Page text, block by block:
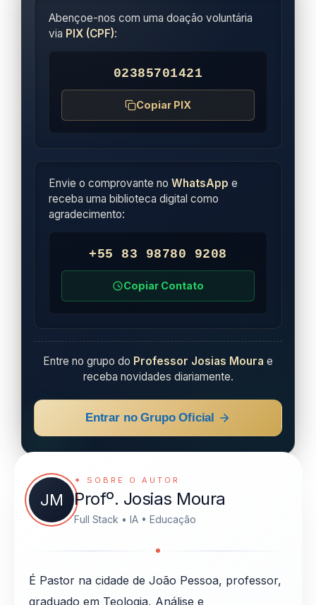
Abençoe-nos com uma doação voluntária
via PIX (CPF):
02385701421
Copiar PIX
Envie o comprovante noWhatsApp e
receba uma biblioteca digital como
agradecimento:
+55 83 98780 9208
Copiar Contato
Entre no grupo do Professor Josias Moura e
receba novidades diariamente.
Entrar no Grupo Oficial
JM
✦ SOBRE O AUTOR
Profº. Josias Moura
Full Stack • IA • Educação
É Pastor na cidade de João Pessoa, professor,
graduado em Teologia, Análise e